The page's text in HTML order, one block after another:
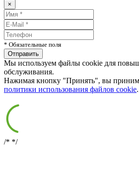
×
* Обязательные поля
Мы используем файлы cookie для
обслуживания.
Нажимая кнопку "Принять", вы
политики использования файлов cookie.
/* */